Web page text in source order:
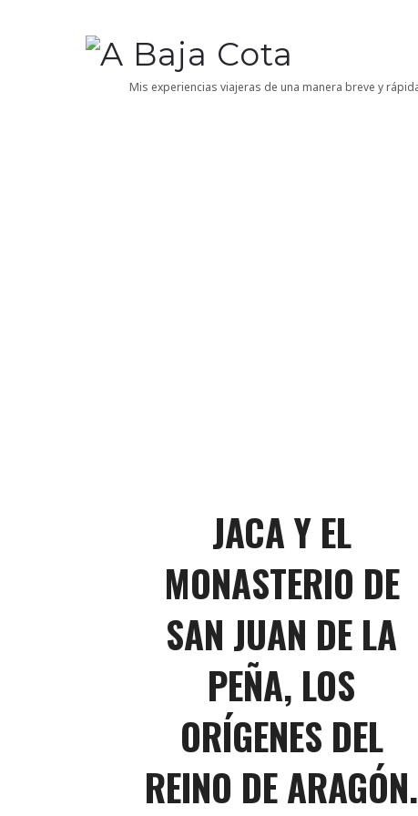
A
BajaMis experiencias viajeras de una manera breve y
JACA Y EL
MONASTERIO DE
SAN JUAN DE LA
PEÑA, LOS
ORÍGENES DEL
REINO DE ARAGÓN.